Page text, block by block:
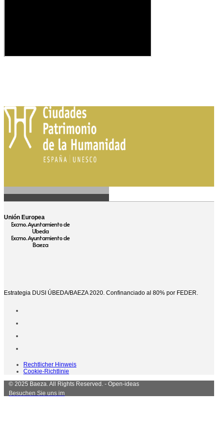
Unión Europea
Excmo. Ayuntamiento de
Ubeda
Excmo. Ayuntamiento de
Baeza
Estrategia DUSI ÚBEDA/BAEZA 2020. Confinanciado al 80% por FEDER.
Rechtlicher Hinweis
Cookie-Richtlinie
© 2025 Baeza. All Rights Reserved. - Open-ideas
Besuchen Sie uns im